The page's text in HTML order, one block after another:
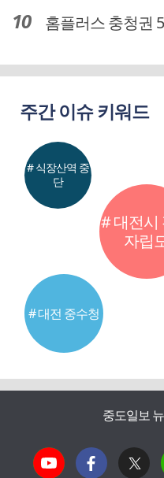
홈플러스 충청권 5곳
주간 이슈 키워드
# 대전시
자립
# 대전 중수청
# 식장산역 중
단
중도일보